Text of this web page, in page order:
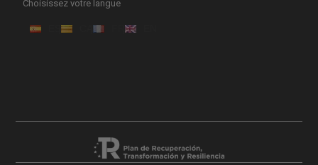
Choisissez votre langue
ES CA FR